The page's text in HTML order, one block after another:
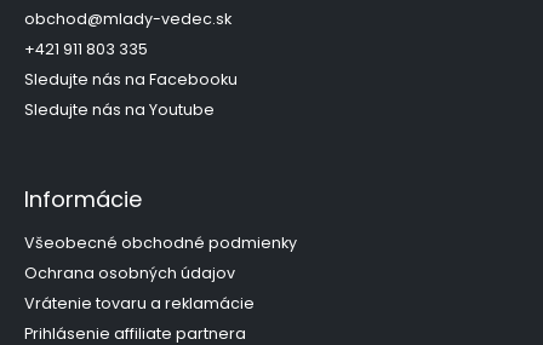
obchod@mlady-vedec.sk
+421 911 803 335
Sledujte nás na Facebooku
Sledujte nás na Youtube
Informácie
Všeobecné obchodné podmienky
Ochrana osobných údajov
Vrátenie tovaru a reklamácie
Prihlásenie affiliate partnera